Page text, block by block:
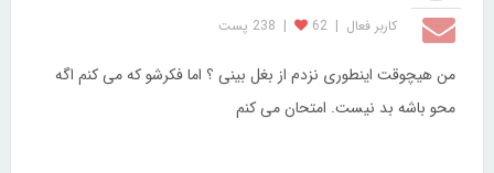
کاربر فعال |
62
| 238 پست
من هیچوقت اینطوری نزدم از بغل بینی ؟ اما فکرشو که می کنم اگه
محو باشه بد نیست. امتحان می کنم